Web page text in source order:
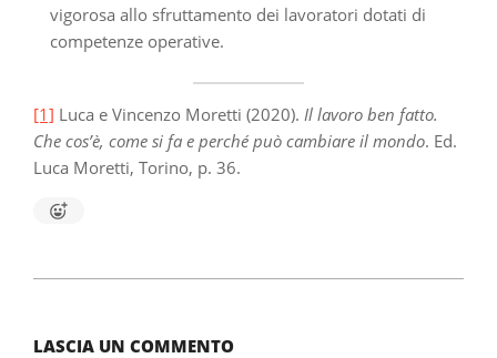
vigorosa allo sfruttamento dei lavoratori dotati di
competenze operative.
[1] Luca e Vincenzo Moretti (2020). Il lavoro ben fatto.
Che cos’è, come si fa e perché può cambiare il mondo. Ed.
Luca Moretti, Torino, p. 36.
19
LASCIA UN COMMENTO